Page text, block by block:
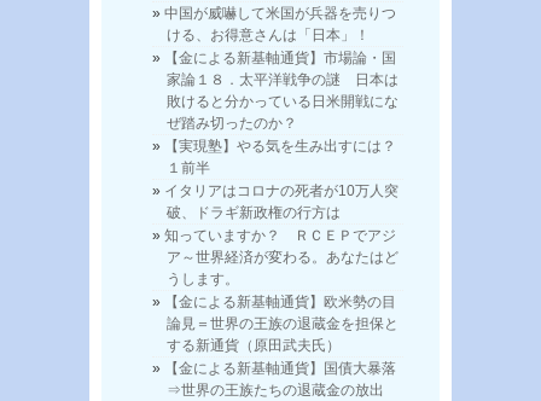
中国が威嚇して米国が兵器を売りつ
ける、お得意さんは「日本」！
【金による新基軸通貨】市場論・国
家論１８．太平洋戦争の謎 日本は
敗けると分かっている日米開戦にな
ぜ踏み切ったのか？
【実現塾】やる気を生み出すには？
１前半
イタリアはコロナの死者が10万人突
破、ドラギ新政権の行方は
知っていますか？ ＲＣＥＰでアジ
ア～世界経済が変わる。あなたはど
うします。
【金による新基軸通貨】欧米勢の目
論見＝世界の王族の退蔵金を担保と
する新通貨（原田武夫氏）
【金による新基軸通貨】国債大暴落
⇒世界の王族たちの退蔵金の放出